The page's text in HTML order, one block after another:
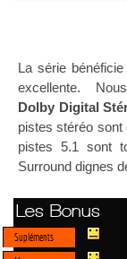
La série
excellente.
Dolby Digital
pistes stéréo
pistes 5.1 sont
Surround dignes
Les Bonus
Supléments